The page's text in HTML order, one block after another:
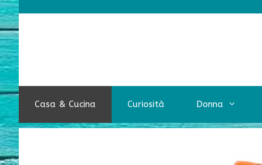
Vai
al
contenuto
Casa & Cucina Curiosità Donna